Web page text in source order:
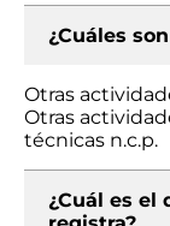
¿Cuáles
Otras
Otras
técnicas n.c.p.
¿Cuál es el